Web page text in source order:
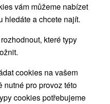
(4)
(2)
s dětmi
a galérie(4)
atrakcie(3)
vám můžeme nabízet
hledáte a chcete najít.
které typy
cookies na vašem
nutné pro provoz této
cookies potřebujeme